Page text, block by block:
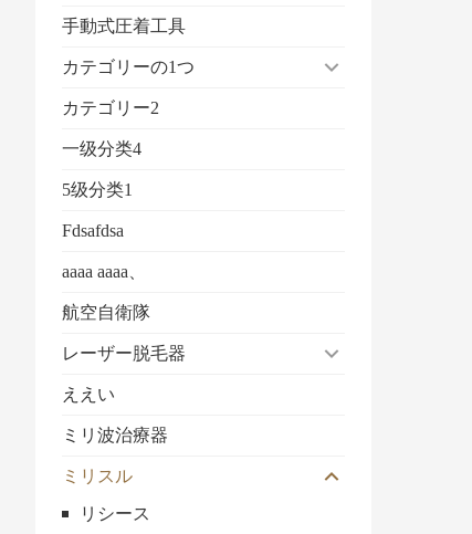
手動式圧着工具
カテゴリーの1つ
カテゴリー2
一级分类4
5级分类1
Fdsafdsa
aaaa aaaa、
航空自衛隊
レーザー脱毛器
ええい
ミリ波治療器
ミリスル
リシース